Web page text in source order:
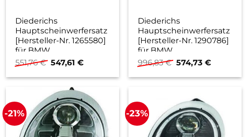
Diederichs
Hauptscheinwerfersatz
[Hersteller-Nr. 1265580]
für BMW
551,76€ Ursprünglicher
Preis
war:
547,61 €Aktueller
ist:
Diederichs
Hauptscheinwerfersatz
[Hersteller-Nr. 1290786]
für BMW
996,83€ Ursprünglicher
Preis
war:
574,73€Aktueller
ist:
-21% -23%